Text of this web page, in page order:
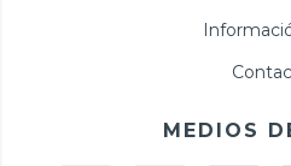
MEDIOS